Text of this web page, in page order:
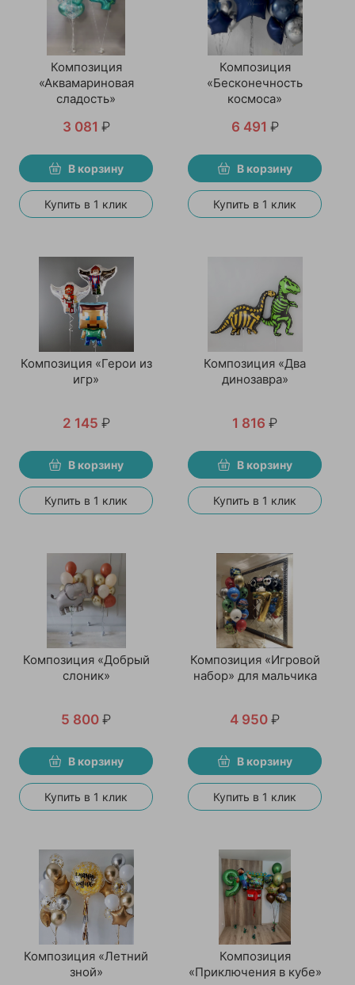
Композиция
«Аквамариновая
сладость»
3 081 ₽
В корзину
Купить в 1 клик
Композиция
«Бесконечность
космоса»
6 491 ₽
В корзину
Купить в 1 клик
Композиция «Герои из
игр»
2 145 ₽
В корзину
Купить в 1 клик
Композиция «Два
динозавра»
1 816 ₽
В корзину
Купить в 1 клик
Композиция «Добрый
слоник»
5 800 ₽
В корзину
Купить в 1 клик
Композиция «Игровой
набор» для мальчика
4 950 ₽
В корзину
Купить в 1 клик
Композиция «Летний
зной»
Композиция
«Приключения в кубе»